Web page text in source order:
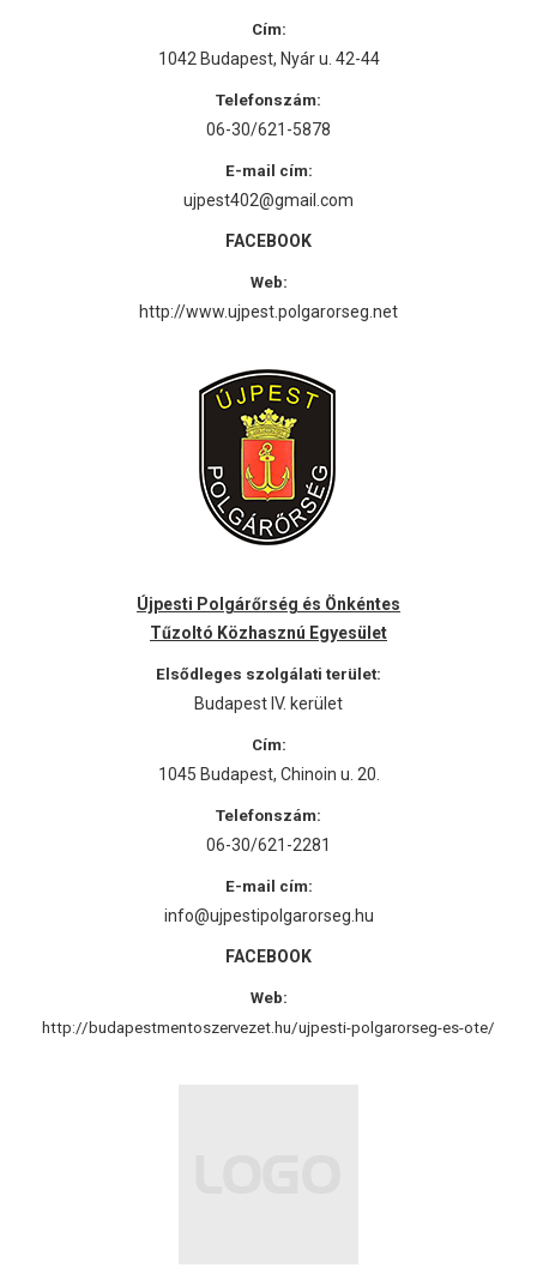
Cím:
1042 Budapest, Nyár u. 42-44
Telefonszám:
06-30/621-5878
E-mail cím:
ujpest402@gmail.com
FACEBOOK
Web:
http://www.ujpest.polgarorseg.net
Újpesti Polgárőrség és Önkéntes
Tűzoltó Közhasznú Egyesület
Elsődleges szolgálati terület:
Budapest IV. kerület
Cím:
1045 Budapest, Chinoin u. 20.
Telefonszám:
06-30/621-2281
E-mail cím:
info@ujpestipolgarorseg.hu
FACEBOOK
Web:
http://budapestmentoszervezet.hu/ujpesti-polgarorseg-es-ote/